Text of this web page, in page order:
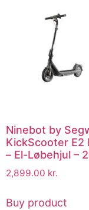
Ninebot by
KickScooter E2
– El-Løbehjul –
2,899.00 kr.
Buy product